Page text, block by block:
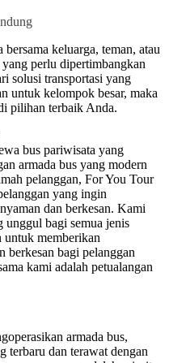
bersama keluarga, teman, atau
perlu dipertimbangkan
solusi transportasi yang
untuk kelompok besar, maka
pilihan terbaik Anda.
bus pariwisata yang
armada bus yang modern
pelanggan, For You Tour
yang ingin
dan berkesan. Kami
unggul bagi semua jenis
untuk memberikan
berkesan bagi pelanggan
kami adalah petualangan
armada bus,
terbaru dan terawat dengan